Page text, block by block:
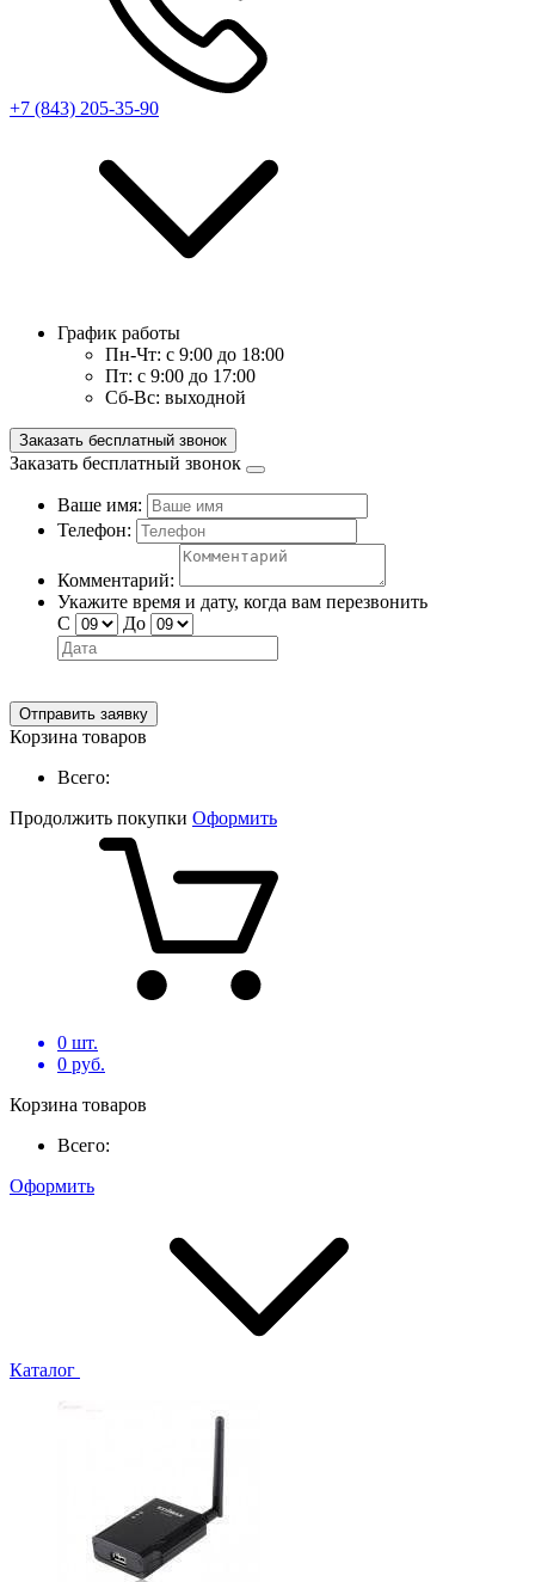
+7 (843) 205-35-90
График работы
Пн-Чт: с 9:00 до 18:00
Пт: с 9:00 до 17:00
Сб-Вс: выходной
Заказать бесплатный звонок
Заказать бесплатный звонок
Ваше имя:
Телефон:
Комментарий:
Укажите время и дату, когда вам перезвонить
С
До
Отправить заявку
Корзина товаров
Всего:
Продолжить покупки Оформить
0 шт.
0 руб.
Корзина товаров
Всего:
Оформить
Каталог